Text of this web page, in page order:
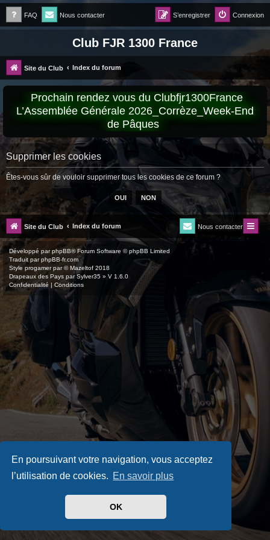
En poursuivant votre navigation, vous acceptez
l’utilisation de cookies. En savoir plus
OK
FAQ Nous contacter Connexion
S’enregistrer
Club FJR 1300 France
Site du Club Index du forum
Prochain rendez vous du Clubfjr1300France
L’Assemblée Générale 2026_Corrèze_Week-End
de Pâques
Supprimer les cookies
Êtes-vous sûr de vouloir supprimer tous les cookies de ce forum ?
Site du Club Index du forum Nous contacter
Développé parphpBB® Forum Software © phpBB Limited
Traduit parphpBB-fr.com
Style progamerpar ©Mazeltof 2018
Drapeaux des Pays par Sylver35 » V 1.6.0
Confidentialité | Conditions